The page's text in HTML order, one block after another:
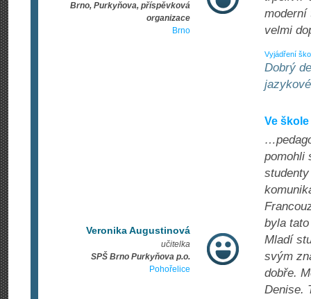
Brno, Purkyňova, příspěvková
organizace
Brno
moderní
velmi
Vyjádření
Dobrý
Veronika Augustinová
učitelka
SPŠ Brno Purkyňova p.o.
Pohořelice
Ve
pomohli
byla
Mladí
svým
dobře.
Denise.